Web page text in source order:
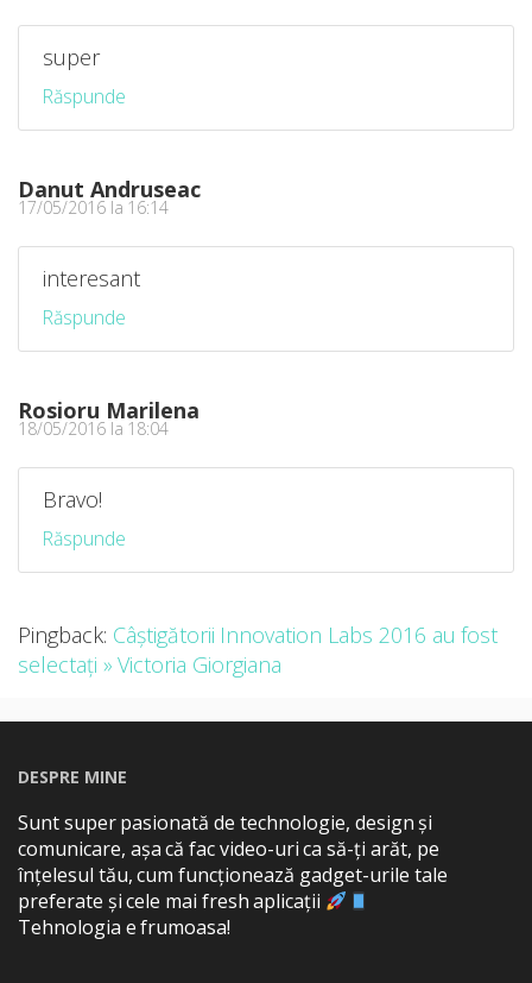
super
Răspunde
Danut Andruseac
17/05/2016 la 16:14
interesant
Răspunde
Rosioru Marilena
18/05/2016 la 18:04
Bravo!
Răspunde
Pingback: Câștigătorii Innovation Labs 2016 au fost
selectați » Victoria Giorgiana
DESPRE MINE
Sunt super pasionată de technologie, design și
comunicare, așa că fac video-uri ca să-ți arăt, pe
înțelesul tău, cum funcționează gadget-urile tale
preferate și cele mai fresh aplicații
Tehnologia e frumoasa!